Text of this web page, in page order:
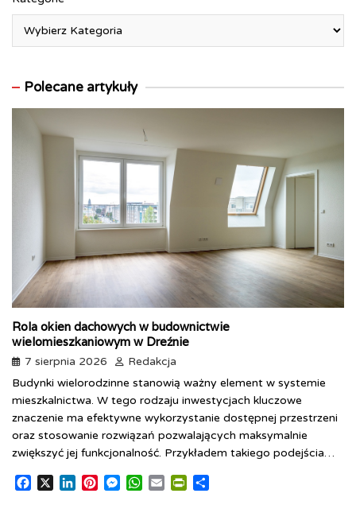
Polecane artykuły
Rola okien dachowych w budownictwie
wielomieszkaniowym w Dreźnie
7 sierpnia 2026
Redakcja
Budynki wielorodzinne stanowią ważny element w systemie
mieszkalnictwa. W tego rodzaju inwestycjach kluczowe
znaczenie ma efektywne wykorzystanie dostępnej przestrzeni
oraz stosowanie rozwiązań pozwalających maksymalnie
zwiększyć jej funkcjonalność. Przykładem takiego podejścia…
M
W